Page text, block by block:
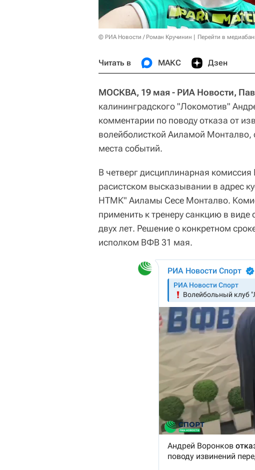
© РИА Новости / Роман Кручинин Перейти в
Читать в МАКС Дзен
МОСКВА, 19 мая - РИА Новости,
калининградского "Локомотив"
комментарии по поводу отказа от
волейболисткой Аиламой
места событий.
В четверг дисциплинарная
расистском высказывании в адрес
НТМК" Аиламы Сесе Монталво.
применить к тренеру санкцию в
двух лет. Решение о конкретном
исполком ВФВ 31 мая.